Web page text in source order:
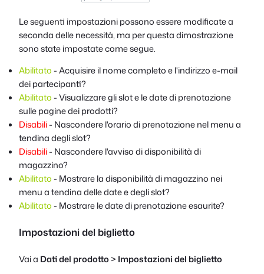
Le seguenti impostazioni possono essere modificate a
seconda delle necessità, ma per questa dimostrazione
sono state impostate come segue.
Abilitato- Acquisire il nome completo e l'indirizzo e-mail
dei partecipanti?
Abilitato- Visualizzare gli slot e le date di prenotazione
sulle pagine dei prodotti?
Disabili- Nascondere l'orario di prenotazione nel menu a
tendina degli slot?
Disabili- Nascondere l'avviso di disponibilità di
magazzino?
Abilitato- Mostrare la disponibilità di magazzino nei
menu a tendina delle date e degli slot?
Abilitato- Mostrare le date di prenotazione esaurite?
Impostazioni del biglietto
Vai a Dati del prodotto> Impostazioni del biglietto